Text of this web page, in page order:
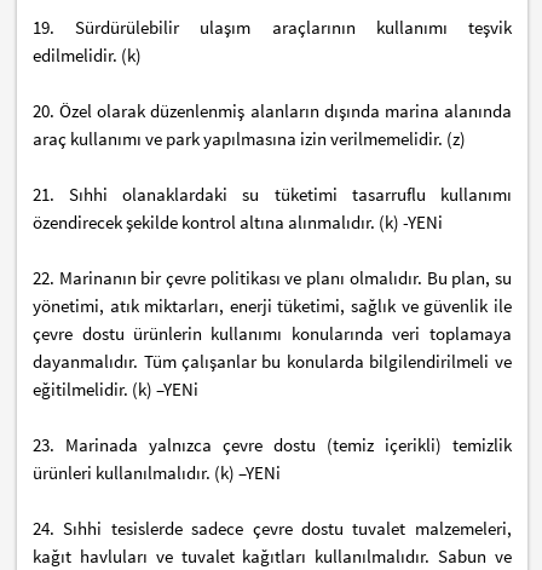
19. Sürdürülebilir ulaşım araçlarının kullanımı teşvik
edilmelidir. (k)
20. Özel olarak düzenlenmiş alanların dışında marina alanında
araç kullanımı ve park yapılmasına izin verilmemelidir. (z)
21. Sıhhi olanaklardaki su tüketimi tasarruflu kullanımı
özendirecek şekilde kontrol altına alınmalıdır. (k) -YENi
22. Marinanın bir çevre politikası ve planı olmalıdır. Bu plan, su
yönetimi, atık miktarları, enerji tüketimi, sağlık ve güvenlik ile
çevre dostu ürünlerin kullanımı konularında veri toplamaya
dayanmalıdır. Tüm çalışanlar bu konularda bilgilendirilmeli ve
eğitilmelidir. (k) –YENi
23. Marinada yalnızca çevre dostu (temiz içerikli) temizlik
ürünleri kullanılmalıdır. (k) –YENi
24. Sıhhi tesislerde sadece çevre dostu tuvalet malzemeleri,
kağıt havluları ve tuvalet kağıtları kullanılmalıdır. Sabun ve